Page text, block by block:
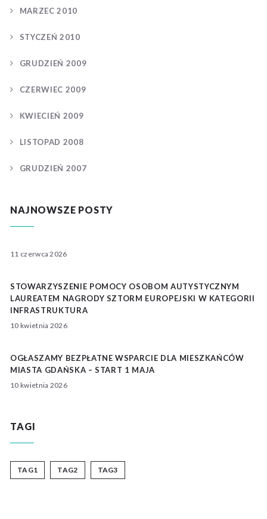
MARZEC 2010
STYCZEŃ 2010
GRUDZIEŃ 2009
CZERWIEC 2009
KWIECIEŃ 2009
LISTOPAD 2008
GRUDZIEŃ 2007
NAJNOWSZE POSTY
11 czerwca 2026
STOWARZYSZENIE POMOCY OSOBOM AUTYSTYCZNYM
LAUREATEM NAGRODY SZTORM EUROPEJSKI W KATEGORII
INFRASTRUKTURA
10 kwietnia 2026
OGŁASZAMY BEZPŁATNE WSPARCIE DLA MIESZKAŃCÓW
MIASTA GDAŃSKA – START 1 MAJA
10 kwietnia 2026
TAGI
TAG1 TAG2 TAG3